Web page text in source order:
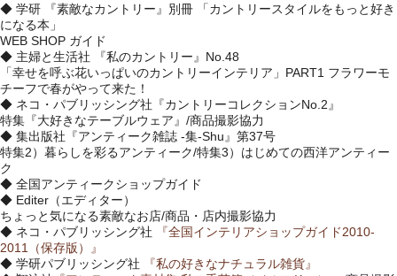
◆ 学研 『素敵なカントリー』別冊 「カントリースタイルをもっと好き
になる本」
WEB SHOP ガイド
◆ 主婦と生活社 『私のカントリー』No.48
「幸せを呼ぶ花いっぱいのカントリーインテリア」PART1 フラワーモ
チーフで春がやって来た！
◆ ネコ・パブリッシング社『カントリーコレクションNo.2』
特集『大好きなテーブルウェア』/商品撮影協力
◆ 集出版社『アンティーク雑誌 -集-Shu』第37号
特集2）暮らしを彩るアンティーク/特集3）はじめての西洋アンティー
ク
◆ 全国アンティークショップガイド
◆ Editer（エディター）
ちょっと気になる素敵なお店/商品・店内撮影協力
◆ ネコ・パブリッシング社 『全国インテリアショップガイド2010-
2011（保存版）』
◆ 学研パブリッシング社 『私の好きなナチュラル雑貨』